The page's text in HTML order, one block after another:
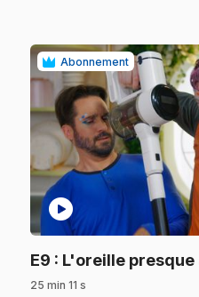
Abonnement
play_circle
E9 : L'oreille
25 min 11 s